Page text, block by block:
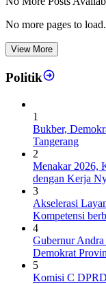
No more pages to load.
View More
Politik
1
Bukber,
Tangerang
2
Menakar 2026,
dengan Kerja
3
Akselerasi
Kompetensi
4
Gubernur
Demokrat
5
Komisi C